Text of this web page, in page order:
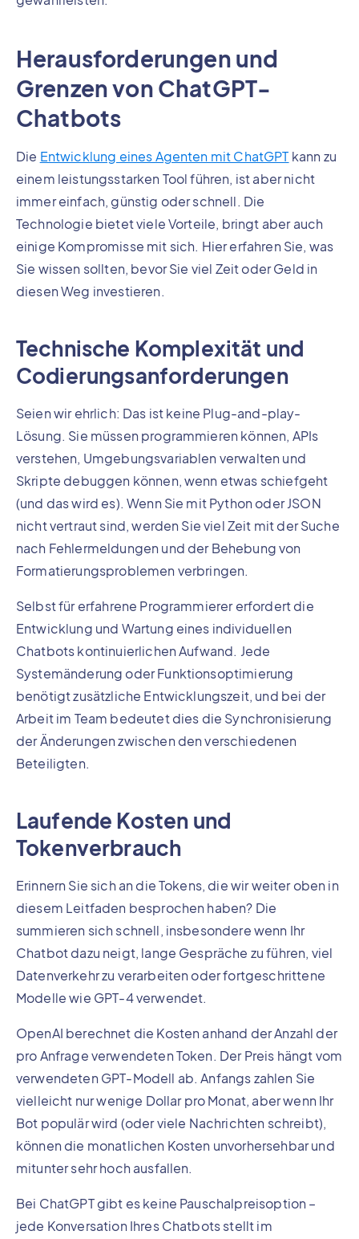
Herausforderungen und
Grenzen von ChatGPT-
Chatbots
Die Entwicklung eines Agenten mit ChatGPT kann zu
einem leistungsstarken Tool führen, ist aber nicht
immer einfach, günstig oder schnell. Die
Technologie bietet viele Vorteile, bringt aber auch
einige Kompromisse mit sich. Hier erfahren Sie, was
Sie wissen sollten, bevor Sie viel Zeit oder Geld in
diesen Weg investieren.
Technische Komplexität und
Codierungsanforderungen
Seien wir ehrlich: Das ist keine Plug-and-play-
Lösung. Sie müssen programmieren können, APIs
verstehen, Umgebungsvariablen verwalten und
Skripte debuggen können, wenn etwas schiefgeht
(und das wird es). Wenn Sie mit Python oder JSON
nicht vertraut sind, werden Sie viel Zeit mit der Suche
nach Fehlermeldungen und der Behebung von
Formatierungsproblemen verbringen.
Selbst für erfahrene Programmierer erfordert die
Entwicklung und Wartung eines individuellen
Chatbots kontinuierlichen Aufwand. Jede
Systemänderung oder Funktionsoptimierung
benötigt zusätzliche Entwicklungszeit, und bei der
Arbeit im Team bedeutet dies die Synchronisierung
der Änderungen zwischen den verschiedenen
Beteiligten.
Laufende Kosten und
Tokenverbrauch
Erinnern Sie sich an die Tokens, die wir weiter oben in
diesem Leitfaden besprochen haben? Die
summieren sich schnell, insbesondere wenn Ihr
Chatbot dazu neigt, lange Gespräche zu führen, viel
Datenverkehr zu verarbeiten oder fortgeschrittene
Modelle wie GPT-4 verwendet.
OpenAI berechnet die Kosten anhand der Anzahl der
pro Anfrage verwendeten Token. Der Preis hängt vom
verwendeten GPT-Modell ab. Anfangs zahlen Sie
vielleicht nur wenige Dollar pro Monat, aber wenn Ihr
Bot populär wird (oder viele Nachrichten schreibt),
können die monatlichen Kosten unvorhersehbar und
mitunter sehr hoch ausfallen.
Bei ChatGPT gibt es keine Pauschalpreisoption –
jede Konversation Ihres Chatbots stellt im